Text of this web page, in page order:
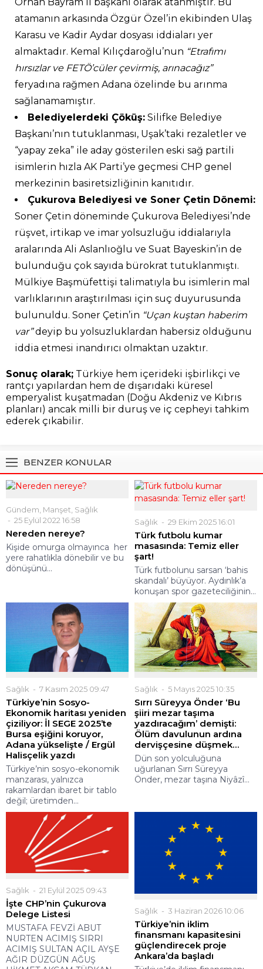
Orhan Bayram il başkanı olarak atanmıştır. Bu
atamanın arkasında Özgür Özel’in ekibinden Ulaş
Karasu ve Kadir Aydar dosyası iddiaları yer
almaktadır. Kemal Kılıçdaroğlu’nun “Etrafımı
hırsızlar ve FETÖ’cüler çevirmiş, arınacağız”
feryadına rağmen Adana özelinde bu arınma
sağlanamamıştır.
Belediyelerdeki Çöküş: Silifke Belediye
Başkanı’nın tutuklanması, Uşak’taki rezaletler ve
“yapay zeka” ile aday gösterilen eski sağ partili
isimlerin hızla AK Parti’ye geçmesi CHP genel
merkezinin basiretsizliğinin kanıtıdır.
Çukurova Belediyesi ve Soner Çetin Dönemi:
Soner Çetin döneminde Çukurova Belediyesi’nde
rüşvet, irtikap ve imar yolsuzluğu iddialarıyla
aralarında Ali Aslanlıoğlu ve Suat Bayeskin’in de
bulunduğu çok sayıda bürokrat tutuklanmıştı.
Mülkiye Başmüfettişi talimatıyla bu isimlerin mal
varlıklarının araştırılması için suç duyurusunda
bulunuldu. Soner Çetin’in “Uçan kuştan haberim
var”deyip bu yolsuzluklardan habersiz olduğunu
iddia etmesi inandırıcı olmaktan uzaktır.
Sonuç olarak; Türkiye hem içerideki işbirlikçi ve
rantçı yapılardan hem de dışarıdaki küresel
emperyalist kuşatmadan (Doğu Akdeniz ve Kıbrıs
planları) ancak milli bir duruş ve iç cepheyi tahkim
ederek çıkabilir.
BENZER KONULAR
Gündem, Manşet, Sağlık
25 Eylül 2022 16:58
Nereden nereye?
Kişide omurga olmayınca her
yere rahatlıkla dönebilir ve bu
dönüşünü...
Sağlık 29 Ekim 2025 16:01
Türk futbolu kumar
masasında: Temiz eller
şart!
Türk futbolunu sarsan ‘bahis
skandalı’ büyüyor. Aydınlık’a
konuşan spor gazeteciliğinin...
Sağlık 7 Kasım 2025 09:47
Türkiye’nin Sosyo-
Ekonomik haritası yeniden
çiziliyor: İl SEGE 2025’te
Bursa eşiğini koruyor,
Adana yükselişte / Ergül
Halisçelik yazdı
Türkiye’nin sosyo-ekonomik
manzarası, yalnızca
rakamlardan ibaret bir tablo
değil; üretimden...
Sağlık 5 Mayıs 2025 10:35
Sırrı Süreyya Önder ‘Bu
şiiri mezar taşıma
yazdıracağım’ demişti:
Ölüm davulunun ardına
dervişçesine düşmek…
Dün son yolculuğuna
uğurlanan Sırrı Süreyya
Önder, mezar taşına Niyâzî...
Sağlık 21 Eylül 2025 09:43
İşte CHP’nin Çukurova
Delege Listesi
MUSTAFA FEVZİ ABUT
NURTEN ACIMIŞ SIRRI
ACIMIŞ SULTAN AÇIL AYŞE
AĞIR DÜZGÜN AĞUŞ
Sağlık 3 Haziran 2026 10:06
Türkiye’nin iklim
finansmanı kapasitesini
güçlendirecek proje
Ankara’da başladı